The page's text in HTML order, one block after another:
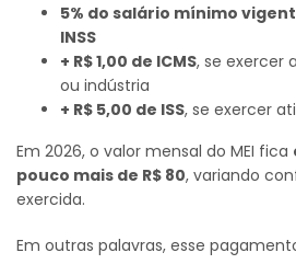
5% do salário mínimo
INSS
+ R$ 1,00 de ICMS, se exercer
ou indústria
+ R$ 5,00 de ISS, se exercer
Em 2026, o valor mensal do MEI fica
pouco mais de R$ 80, variando
exercida.
Em outras palavras, esse